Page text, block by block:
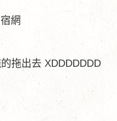
拖出去 XDDDDDDD